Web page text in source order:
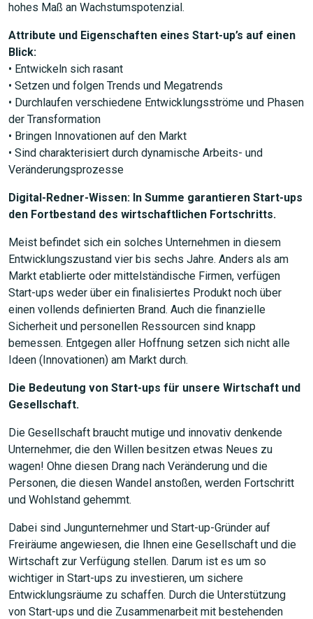
hohes Maß an Wachstumspotenzial.
Attribute und Eigenschaften eines Start-up’s auf einen
Blick:
• Entwickeln sich rasant
• Setzen und folgen Trends und Megatrends
• Durchlaufen verschiedene Entwicklungsströme und Phasen
der Transformation
• Bringen Innovationen auf den Markt
• Sind charakterisiert durch dynamische Arbeits- und
Veränderungsprozesse
Digital-Redner-Wissen: In Summe garantieren Start-ups
den Fortbestand des wirtschaftlichen Fortschritts.
Meist befindet sich ein solches Unternehmen in diesem
Entwicklungszustand vier bis sechs Jahre. Anders als am
Markt etablierte oder mittelständische Firmen, verfügen
Start-ups weder über ein finalisiertes Produkt noch über
einen vollends definierten Brand. Auch die finanzielle
Sicherheit und personellen Ressourcen sind knapp
bemessen. Entgegen aller Hoffnung setzen sich nicht alle
Ideen (Innovationen) am Markt durch.
Die Bedeutung von Start-ups für unsere Wirtschaft und
Gesellschaft.
Die Gesellschaft braucht mutige und innovativ denkende
Unternehmer, die den Willen besitzen etwas Neues zu
wagen! Ohne diesen Drang nach Veränderung und die
Personen, die diesen Wandel anstoßen, werden Fortschritt
und Wohlstand gehemmt.
Dabei sind Jungunternehmer und Start-up-Gründer auf
Freiräume angewiesen, die Ihnen eine Gesellschaft und die
Wirtschaft zur Verfügung stellen. Darum ist es um so
wichtiger in Start-ups zu investieren, um sichere
Entwicklungsräume zu schaffen. Durch die Unterstützung
von Start-ups und die Zusammenarbeit mit bestehenden